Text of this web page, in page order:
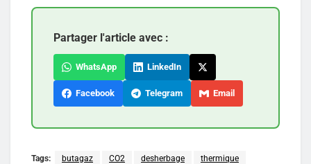
Partager l'article avec :
WhatsApp LinkedIn
Facebook Telegram Email
Tags: butagaz CO2 desherbage thermique